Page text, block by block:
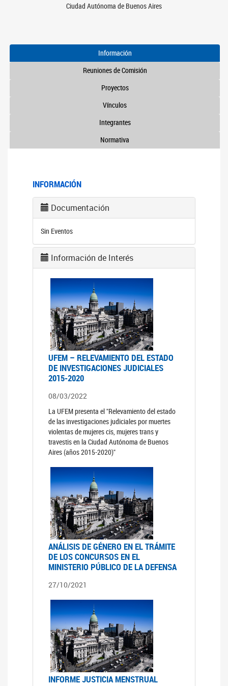
Ciudad Autónoma de Buenos Aires
Información
Reuniones de Comisión
Proyectos
Vínculos
Integrantes
Normativa
INFORMACIÓN
Documentación
Sin Eventos
Información de Interés
UFEM – RELEVAMIENTO DEL ESTADO
DE INVESTIGACIONES JUDICIALES
2015-2020
08/03/2022
La UFEM presenta el "Relevamiento del estado
de las investigaciones judiciales por muertes
violentas de mujeres cis, mujeres trans y
travestis en la Ciudad Autónoma de Buenos
Aires (años 2015-2020)"
ANÁLISIS DE GÉNERO EN EL TRÁMITE
DE LOS CONCURSOS EN EL
MINISTERIO PÚBLICO DE LA DEFENSA
27/10/2021
INFORME JUSTICIA MENSTRUAL